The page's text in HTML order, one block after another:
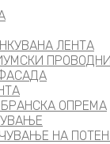
ЛЕНТА
ОПРЕМА
НА